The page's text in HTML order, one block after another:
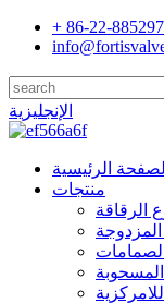
+ 86-22-
الإنجليزية
الصفحة الرئيسية
منتجات
الرقاقة
الصمامات